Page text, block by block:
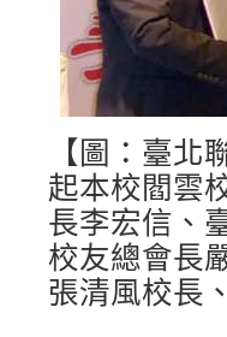
【圖：臺北
起本校閻雲
長李宏信、
校友總會長
張清風校長